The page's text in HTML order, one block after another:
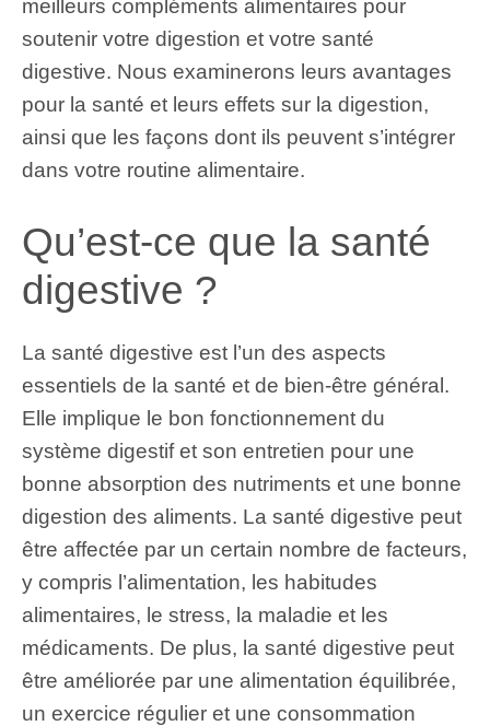
meilleurs compléments alimentaires pour
soutenir votre digestion et votre santé
digestive. Nous examinerons leurs avantages
pour la santé et leurs effets sur la digestion,
ainsi que les façons dont ils peuvent s’intégrer
dans votre routine alimentaire.
Qu’est-ce que la santé
digestive ?
La santé digestive est l’un des aspects
essentiels de la santé et de bien-être général.
Elle implique le bon fonctionnement du
système digestif et son entretien pour une
bonne absorption des nutriments et une bonne
digestion des aliments. La santé digestive peut
être affectée par un certain nombre de facteurs,
y compris l’alimentation, les habitudes
alimentaires, le stress, la maladie et les
médicaments. De plus, la santé digestive peut
être améliorée par une alimentation équilibrée,
un exercice régulier et une consommation